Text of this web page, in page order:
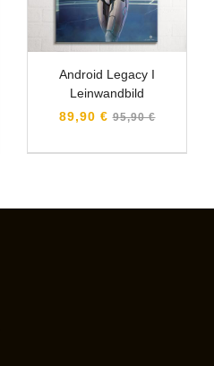
Android Legacy I
Leinwandbild
89,90 € Normaler
95,90 €